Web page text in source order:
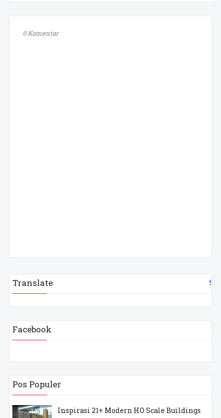
0 Komentar
Translate
Facebook
Pos Populer
Inspirasi 21+ Modern HO Scale Buildings